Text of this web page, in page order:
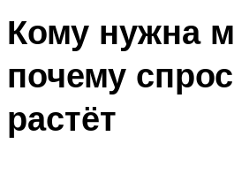
Кому нужна
почему
растёт